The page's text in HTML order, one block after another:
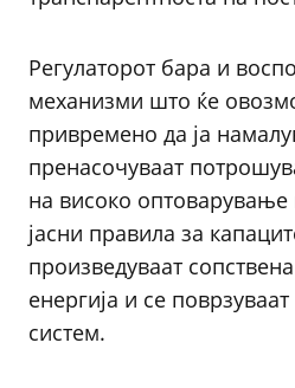
Регулаторот бара и
механизми што ќе
привремено да ја
пренасочуваат
на високо
јасни правила за
произведуваат
енергија и се
систем.